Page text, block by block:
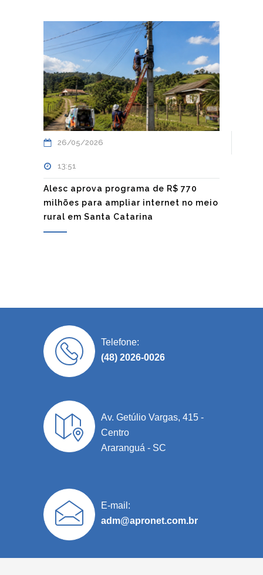
26/05/2026
13:51
Alesc aprova programa de R$ 770
milhões para ampliar internet no meio
rural em Santa Catarina
Telefone:
(48) 2026-0026
Av. Getúlio Vargas, 415 -
Centro
Araranguá - SC
E-mail:
adm@apronet.com.br